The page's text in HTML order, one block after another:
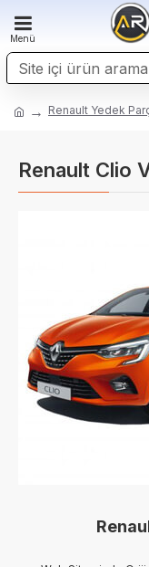
Renault Yedek
Renault Clio